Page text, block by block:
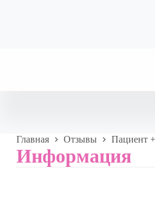
Главная Отзывы Пациент
Информация